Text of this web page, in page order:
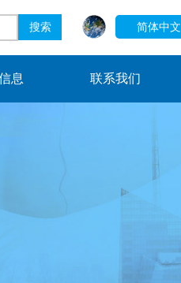
搜索 简体中文
息 联系我们